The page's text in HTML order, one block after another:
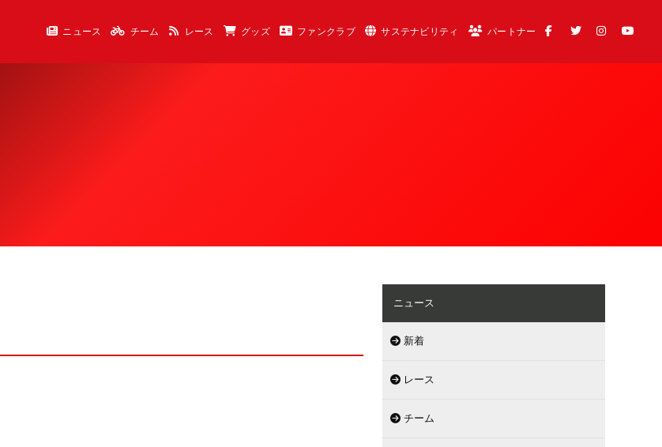
ニュース チーム レース グッズ ファンクラブ サステナビリティ パートナー
ニュース
新着
レース
チーム